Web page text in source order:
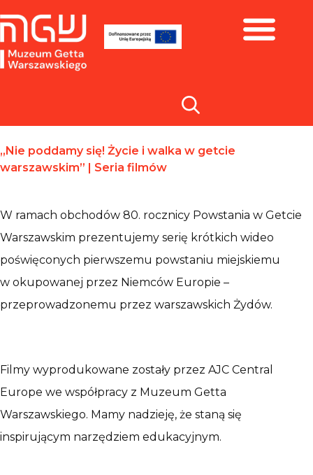
„Nie poddamy się! Życie i walka w getcie
warszawskim” | Seria filmów
W ramach obchodów 80. rocznicy Powstania w Getcie
Warszawskim prezentujemy serię krótkich wideo
poświęconych pierwszemu powstaniu miejskiemu
w okupowanej przez Niemców Europie –
przeprowadzonemu przez warszawskich Żydów.
Filmy wyprodukowane zostały przez AJC Central
Europe we współpracy z Muzeum Getta
Warszawskiego. Mamy nadzieję, że staną się
inspirującym narzędziem edukacyjnym.